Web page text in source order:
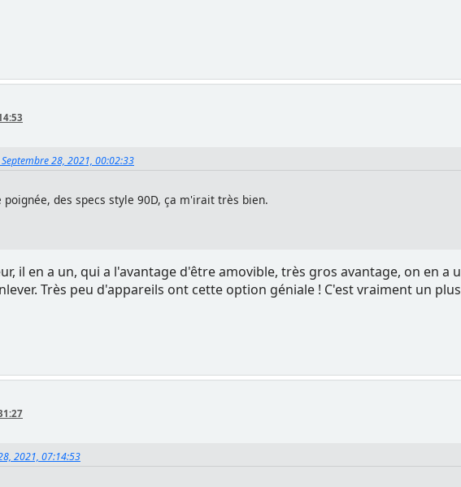
28, 2021, 00:02:33
poignée, des specs style 90D, ça m'irait très bien.
il en a un, qui a l'avantage d'être amovible, très gros avantage, on en a
Très peu d'appareils ont cette option géniale ! C'est vraiment un
2021, 07:14:53